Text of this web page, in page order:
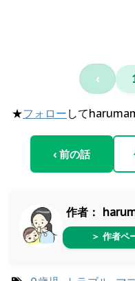
‹
★フォロー して
‹ 前の話
作者：
＞ 作者ペ